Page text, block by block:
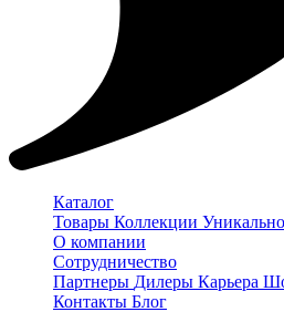
Каталог
Товары Коллекции
О компании
Сотрудничество
Партнеры Дилеры Карьера
Контакты Блог